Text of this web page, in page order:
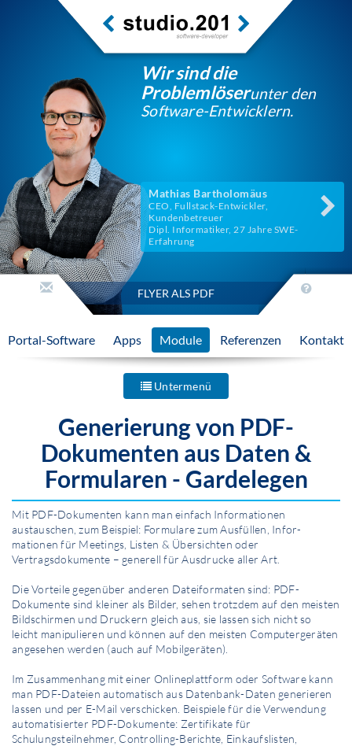
Wir sind die
Problemlöserunter den
Software-Entwicklern.
Mathias Bartholomäus
CEO, Fullstack-Entwickler,
Kundenbetreuer
Dipl. Informatiker, 27 Jahre SWE-
Erfahrung
FLYER ALS PDF
Portal-Software Apps Module Referenzen Kontakt
Untermenü
Generierung von PDF-
Dokumenten aus Daten &
Formularen - Gardelegen
Mit PDF-Dokumenten kann man einfach Infor­mationen
austauschen, zum Beispiel: Formulare zum Ausfüllen, Infor­
mationen für Meetings, Listen & Übersichten oder
Vertragsdokumente – generell für Ausdrucke aller Art.
Die Vorteile gegenüber anderen Dateiformaten sind: PDF-
Dokumente sind kleiner als Bilder, sehen trotzdem auf den meisten
Bildschirmen und Druckern gleich aus, sie lassen sich nicht so
leicht manipulieren und können auf den meisten Computergeräten
angesehen werden (auch auf Mobilgeräten).
Im Zusammenhang mit einer Onlineplattform oder Software kann
man PDF-Dateien automatisch aus Datenbank-Daten generieren
lassen und per E-Mail verschicken. Beispiele für die Verwendung
automatisierter PDF-Dokumente: Zertifikate für
Schulungsteilnehmer, Controlling-Berichte, Einkaufslisten,